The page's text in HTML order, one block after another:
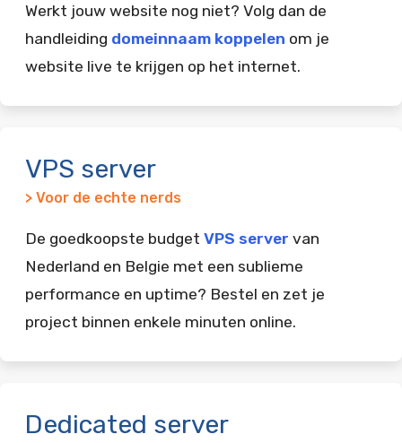
Werkt jouw website nog niet? Volg dan de
handleiding domeinnaam koppelen om je
website live te krijgen op het internet.
VPS server
> Voor de echte nerds
De goedkoopste budget VPS server van
Nederland en Belgie met een sublieme
performance en uptime? Bestel en zet je
project binnen enkele minuten online.
Dedicated server